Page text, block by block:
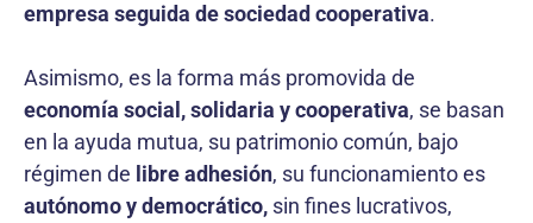
empresa seguida de sociedad cooperativa.
Asimismo, es la forma más promovida de
economía social, solidaria y cooperativa, se basan
en la ayuda mutua, su patrimonio común, bajo
régimen de libre adhesión, su funcionamiento es
autónomo y democrático, sin fines lucrativos,